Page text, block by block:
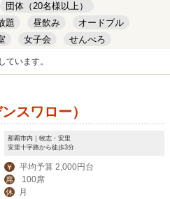
団体（20名様以上）
題 昼飲み
オードブル
女子会
せんべろ
います。
スワロー）
那覇市内｜牧志・安里
安里十字路から徒歩3分
￥ 平均予算 2,000円台
席 100席
休 月